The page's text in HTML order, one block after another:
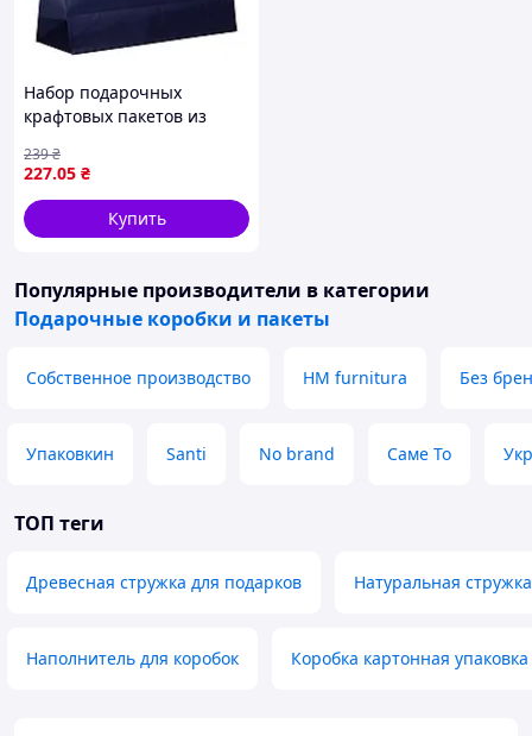
Набор подарочных
крафтовых пакетов из
пакеты для подарков
31×12×25 (см) Черный HP-
10359-2B _mx
227.05 ₴
239₴
Купить
Популярные производители в категории
Подарочные коробки и пакеты
Собственное производство HM furnitura Без
Упаковкин Santi No brand Саме То
ТОП теги
Древесная стружка для подарков Натуральная стружка
Наполнитель для коробок Коробка картонная